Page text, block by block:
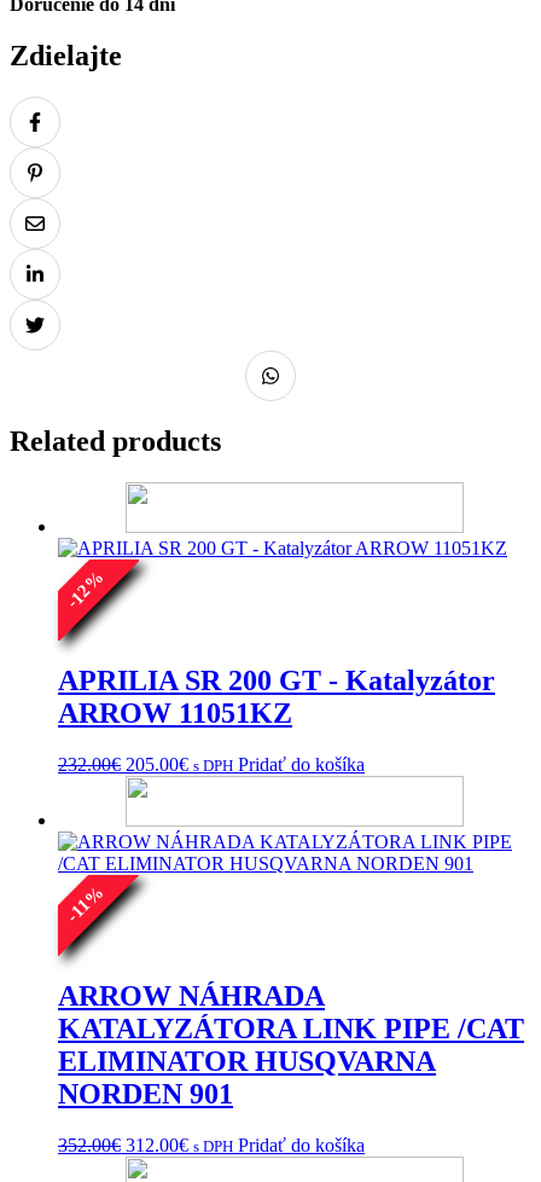
Doručenie do 14 dní
Zdielajte
Related products
-
12
%
APRILIA SR 200 GT - Katalyzátor
ARROW 11051KZ
232.00€ Pôvodná
cena
232.00€.
205.00€Aktuálna
205.00€.
s DPH Pridať do košíka
-
11%
ARROW NÁHRADA
KATALYZÁTORA LINK PIPE /CAT
ELIMINATOR HUSQVARNA
NORDEN 901
352.00€ Pôvodná
cena
312.00€Aktuálna
s DPH Pridať do košíka